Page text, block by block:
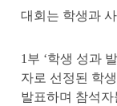
대회는 학생과
1부 ‘학생 성과
자로 선정된 학
발표하며 참석